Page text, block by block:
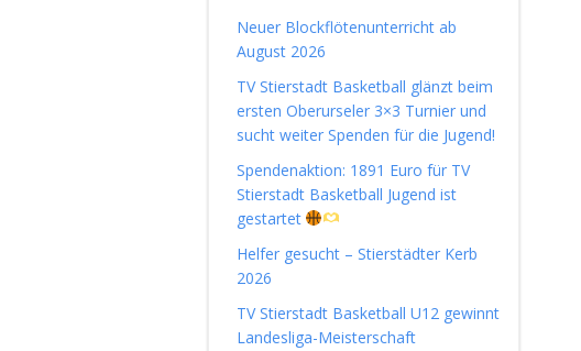
Neuer Blockflötenunterricht ab
August 2026
TV Stierstadt Basketball glänzt beim
ersten Oberurseler 3×3 Turnier und
sucht weiter Spenden für die Jugend!
Spendenaktion: 1891 Euro für TV
Stierstadt Basketball Jugend ist
gestartet
Helfer gesucht – Stierstädter Kerb
2026
TV Stierstadt Basketball U12 gewinnt
Landesliga-Meisterschaft